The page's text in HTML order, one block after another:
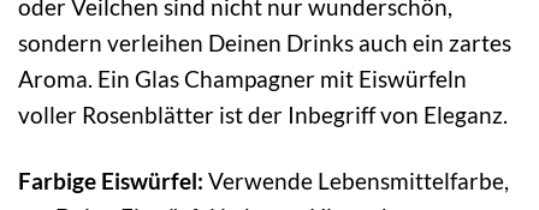
oder Veilchen sind nicht nur wunderschön,
sondern verleihen Deinen Drinks auch ein zartes
Aroma. Ein Glas Champagner mit Eiswürfeln
voller Rosenblätter ist der Inbegriff von Eleganz.
Farbige Eiswürfel: Verwende Lebensmittelfarbe,